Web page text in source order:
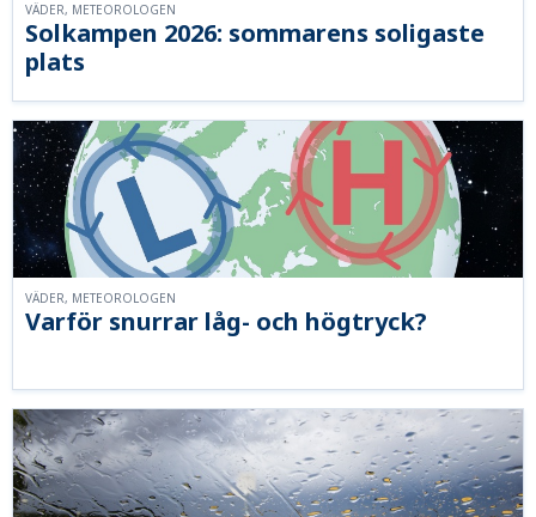
Solkampen 2026: sommarens soligaste
plats
VÄDER, METEOROLOGEN
Varför snurrar låg- och högtryck?
VÄDER, METEOROLOGEN